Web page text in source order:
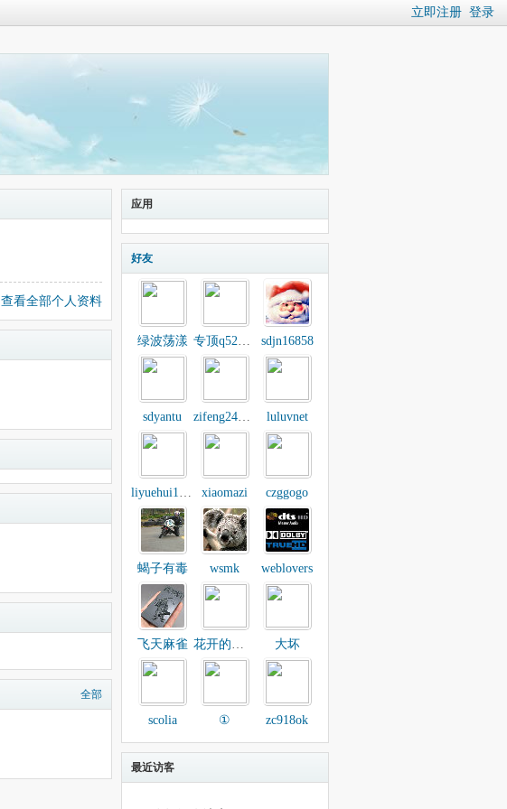
立即注册 登录
查看全部个人资料
全部
应用
好友
绿波荡漾 专顶q525093_551 sdjn16858
sdyantu zifeng2480332 luluvnet
liyuehui1987 xiaomazi czggogo
蝎子有毒 wsmk weblovers
飞天麻雀 花开的样子 大坏
scolia ① zc918ok
最近访客